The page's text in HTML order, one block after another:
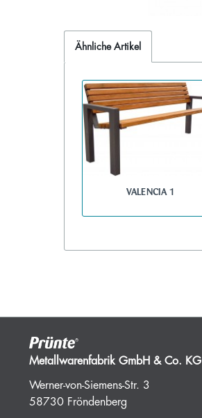
Ähnliche Artikel
VALENCIA 1
Metallwarenfabrik GmbH & Co. KG
Werner-von-Siemens-Str. 3
58730 Fröndenberg